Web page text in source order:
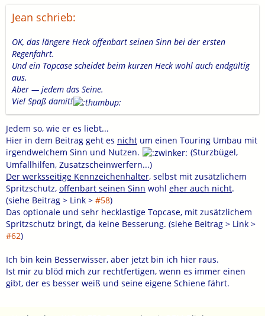
Jean schrieb:
OK, das längere Heck offenbart seinen Sinn bei der ersten
Regenfahrt.
Und ein Topcase scheidet beim kurzen Heck wohl auch endgültig
aus.
Aber — jedem das Seine.
Viel Spaß damit!
Jedem so, wie er es liebt...
Hier in dem Beitrag geht es nicht um einen Touring Umbau mit
irgendwelchem Sinn und Nutzen.
(Sturzbügel,
Umfallhilfen, Zusatzscheinwerfern...)
Der werksseitige Kennzeichenhalter, selbst mit zusätzlichem
Spritzschutz, offenbart seinen Sinn wohl eher auch nicht.
(siehe Beitrag > Link > #58)
Das optionale und sehr hecklastige Topcase, mit zusätzlichem
Spritzschutz bringt, da keine Besserung. (siehe Beitrag > Link >
#62)
Ich bin kein Besserwisser, aber jetzt bin ich hier raus.
Ist mir zu blöd mich zur rechtfertigen, wenn es immer einen
gibt, der es besser weiß und seine eigene Schiene fährt.